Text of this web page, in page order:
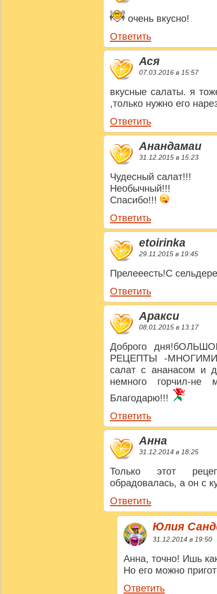
очень вкусно!
Ответить
Ася
07.03.2016 в 15:57
вкусные салаты. я
,только нужно его
Ответить
Анандамаи
31.12.2015 в 15:23
Чудесный салат!!!
Необычный!!!
Спасибо!!!
Ответить
etoirinka
29.11.2015 в 19:45
Прелееесть!С
Ответить
Аракси
08.01.2015 в 13:17
Доброго
РЕЦЕПТЫ -МНОГИМИ
салат с ананасом и
немного горчил-не
Благодарю!!!
Ответить
Анна
31.12.2014 в 18:25
Только этот
обрадовалась, а он с
Ответить
Юлия
31.12.2014 в 19:50
Анна, точно! Ишь
Но его можно
Ответить